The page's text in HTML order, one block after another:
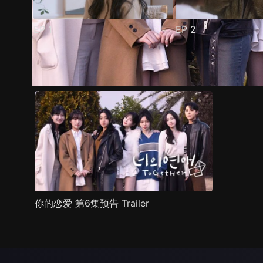
EP 1 EP2
预告 剧照 推荐影片 剧情介绍
你的恋爱 第6集预告 Trailer